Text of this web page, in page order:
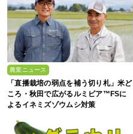
農業ニュース
「直播栽培の弱点を補う切り札」米ど
ころ・秋田で広がるルミビア™FSに
よるイネミズゾウムシ対策